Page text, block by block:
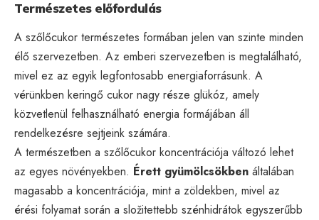
Természetes előfordulás
A szőlőcukor természetes formában jelen van szinte minden
élő szervezetben. Az emberi szervezetben is megtalálható,
mivel ez az egyik legfontosabb energiaforrásunk. A
vérünkben keringő cukor nagy része glükóz, amely
közvetlenül felhasználható energia formájában áll
rendelkezésre sejtjeink számára.
A természetben a szőlőcukor koncentrációja változó lehet
az egyes növényekben. Érett gyümölcsökben általában
magasabb a koncentrációja, mint a zöldekben, mivel az
érési folyamat során a složitettebb szénhidrátok egyszerűbb